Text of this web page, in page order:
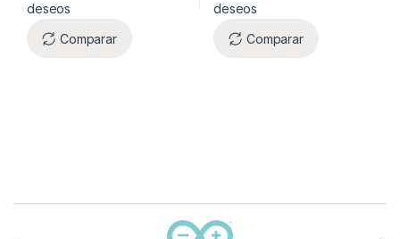
deseos
Comparar
deseos
Comparar
Carrusel de marcas